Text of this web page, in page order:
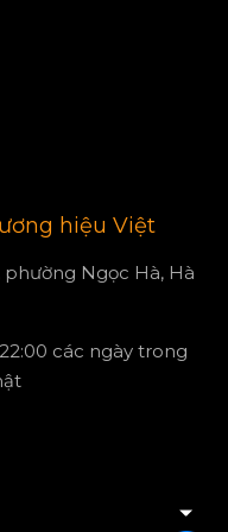
hiệu Việt
phường Ngọc Hà, Hà
các ngày trong